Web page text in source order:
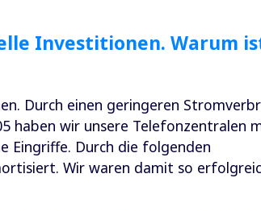
Investitionen. Warum
Durch einen geringeren
haben wir unsere Telefonzentralen
Eingriffe. Durch die folgenden
Wir waren damit so